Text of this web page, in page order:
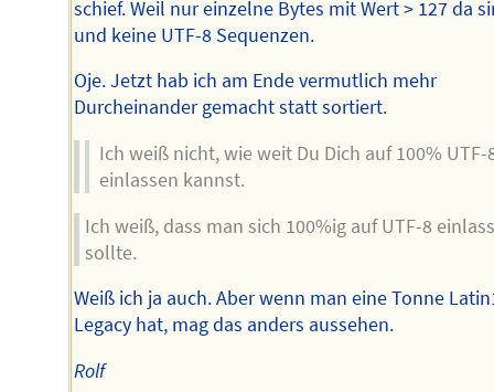
schief. Weil nur einzelne Bytes mit Wert > 127 da
und keine UTF-8 Sequenzen.
Oje. Jetzt hab ich am Ende vermutlich mehr
Durcheinander gemacht statt sortiert.
Ich weiß nicht, wie weit Du Dich auf 100% UTF-
einlassen kannst.
Ich weiß, dass man sich 100%ig auf UTF-8
sollte.
Weiß ich ja auch. Aber wenn man eine Tonne
Legacy hat, mag das anders aussehen.
Rolf